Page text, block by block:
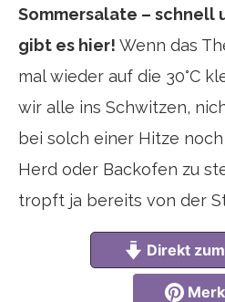
Sommersalate – schnell
gibt es hier! Wenn das
mal wieder auf die 30°C
wir alle ins Schwitzen,
bei solch einer Hitze
Herd oder Backofen zu
tropft ja bereits von der
Direkt